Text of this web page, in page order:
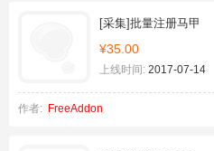
[采集]批量注册马甲
¥35.00
上线时间: 2017-07-14
作者: FreeAddon